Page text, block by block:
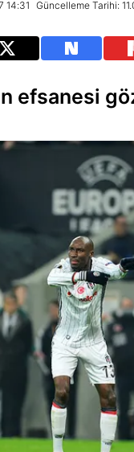
14:31 Güncelleme Tarihi:
efsanesi